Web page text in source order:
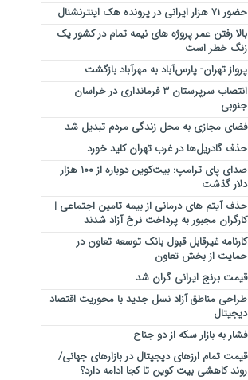
حضور ۷۱ هزار ایرانی در پرونده هک اینترنشنال
بالا رفتن عمر پروژه های نیمه تمام در کشور یک
زنگ خطر است
پرواز تهران- پارس‌آباد به مهرآباد بازگشت
انتصاب سرپرستان ۳ فرمانداری در خراسان
جنوبی
فضای مجازی به محل زندگی مردم تبدیل شد
حذف گادریل‌ها در غرب تهران کلید خورد
صدای پای ترامپ: بیت‌کوین دوباره از ۱۰۰ هزار
دلار گذشت
حذف آیتم‌ های درمانی از بیمه تامین اجتماعی |
کارگران مجبور به پرداخت نرخ آزاد شدند
کارنامه غیرقابل قبول بانک توسعه تعاون در
حمایت از بخش تعاون
قیمت برنج ایرانی گران شد
طراحی مناطق آزاد نسل جدید با محوریت اقتصاد
دیجیتال
فشار به بازار سکه از دو جناح
قیمت تمام ارزهای دیجیتال در بازارهای جهانی/
روند کاهشی بیت کوین تا کجا ادامه دارد؟